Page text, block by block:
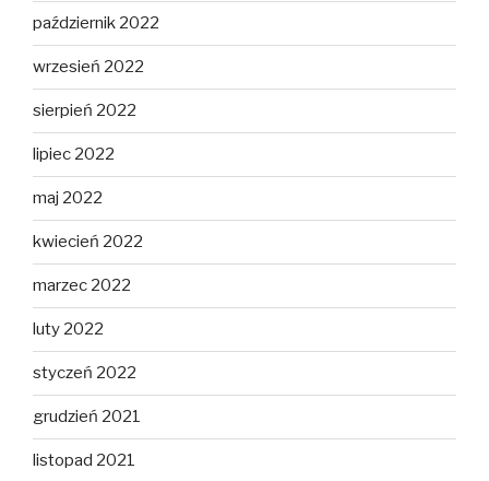
październik 2022
wrzesień 2022
sierpień 2022
lipiec 2022
maj 2022
kwiecień 2022
marzec 2022
luty 2022
styczeń 2022
grudzień 2021
listopad 2021